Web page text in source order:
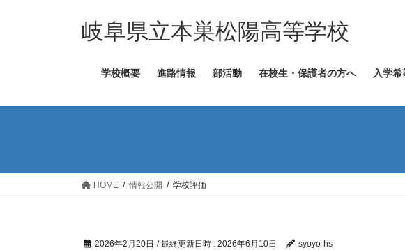
ス
ン
岐阜県立本巣松陽高等学校
学校概要 進路情報 部活動 在校生・保護者の方へ 入学
HOME 情報公開 学校評価
2026年2月20日 / 最終更新日時 : 2026年6月10日 syoyo-hs